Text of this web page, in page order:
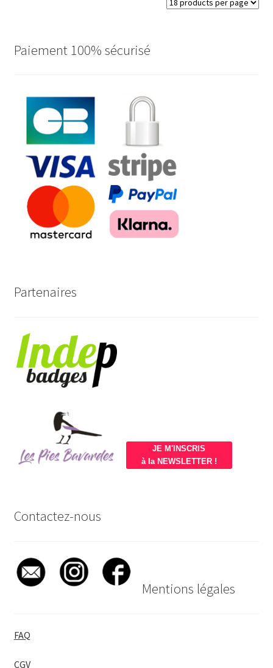
plus
ancien
Paiement 100% sécurisé
Partenaires
JE M'INSCRIS
à la NEWSLETTER !
Contactez-nous
Mentions légales
FAQ
CGV